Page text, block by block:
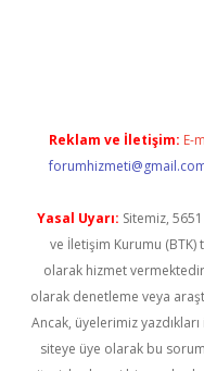
Reklam ve İletişim: E-
Yasal Uyarı: Sitemiz,
ve İletişim Kurumu (BTK)
olarak hizmet
olarak denetleme veya
Ancak, üyelerimiz
siteye üye olarak bu